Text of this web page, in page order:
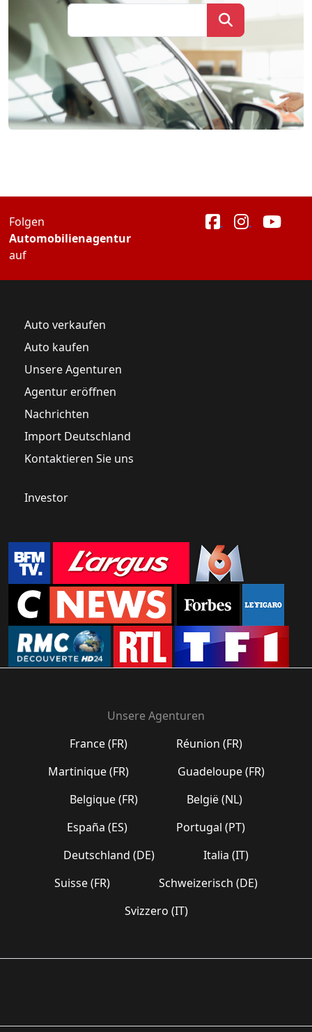
Folgen
Automobilienagentur
auf
Auto verkaufen
Auto kaufen
Unsere Agenturen
Agentur eröffnen
Nachrichten
Import Deutschland
Kontaktieren Sie uns
Investor
Unsere Agenturen
France (FR)
Réunion (FR)
Martinique (FR)
Guadeloupe (FR)
Belgique (FR)
België (NL)
España (ES)
Portugal (PT)
Deutschland (DE)
Italia (IT)
Suisse (FR)
Schweizerisch (DE)
Svizzero (IT)